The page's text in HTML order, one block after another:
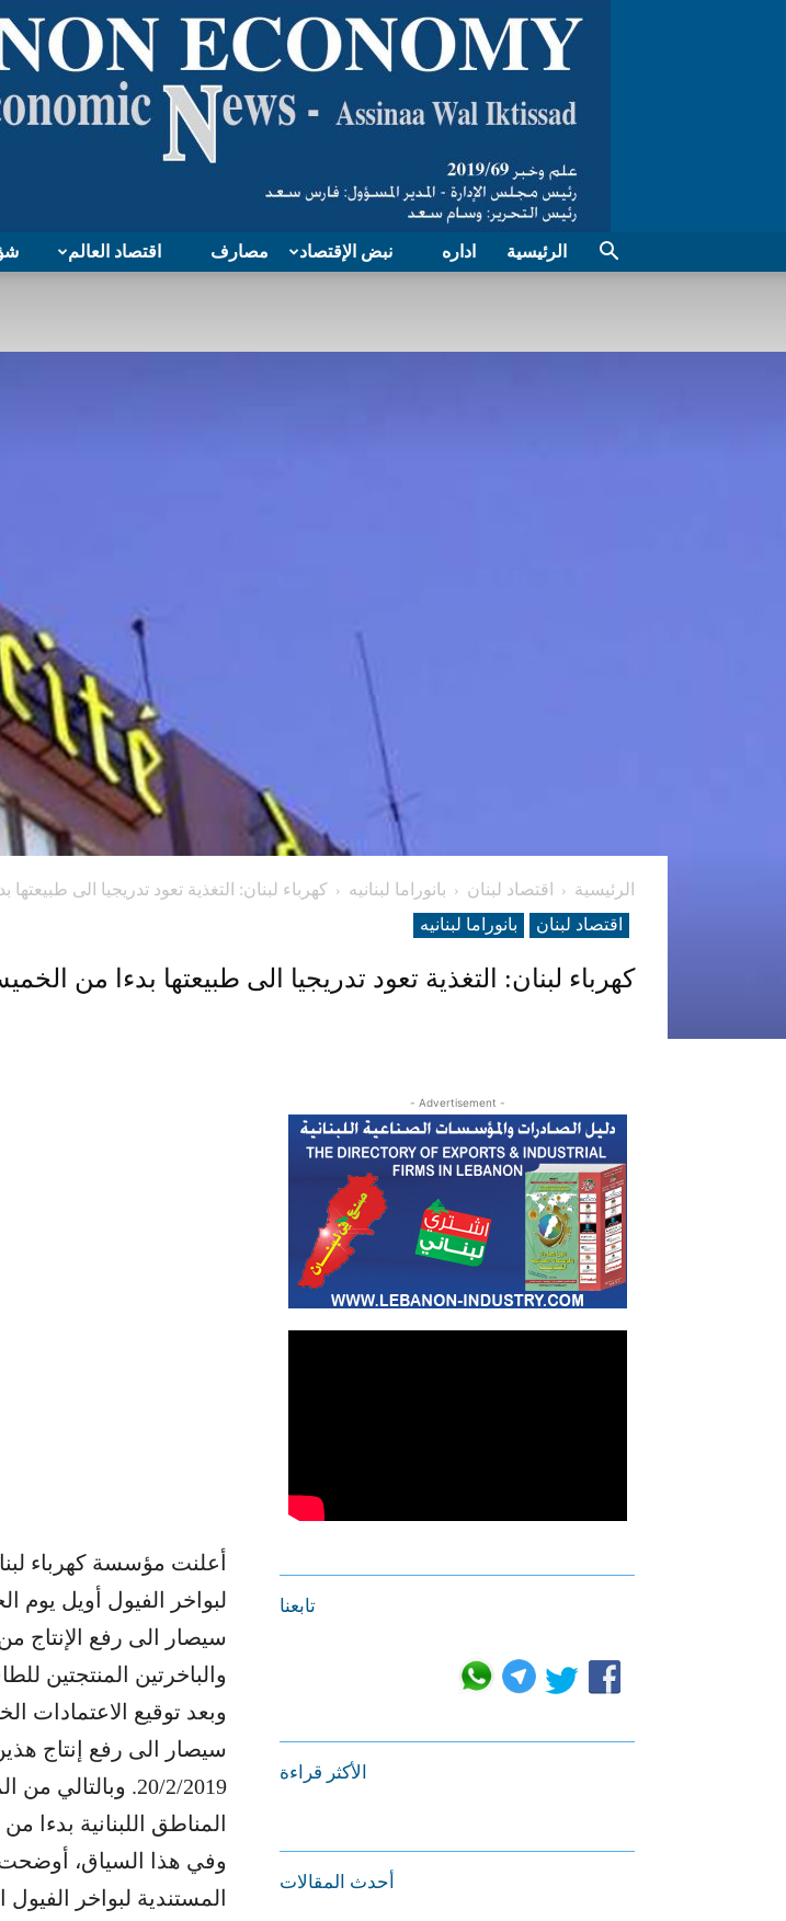
اقتصاد العالم مصارف نبض الإقتصاد اداره الرئيسية
الرئيسية اقتصاد لبنان بانوراما لبنانیه
كهرباء لبنان: التغذية تعود تدريجيا الى
اقتصاد لبنان
بانوراما لبنانیه
كهرباء لبنان: التغذية تعود تدريجيا الى طبيعتها بدءا من
أعلنت مؤسسة كهرباء
لبواخر الفيول أويل يوم
سيصار الى رفع الإنتاج
وبعد توقيع الاعتمادات
سيصار الى رفع إنتاج
20/2/2019.
المناطق اللبنانية بدءا من
وفي هذا السياق، أوضحت
- Advertisement -
تابعنا
الأكثر قراءة
أحدث المقالات